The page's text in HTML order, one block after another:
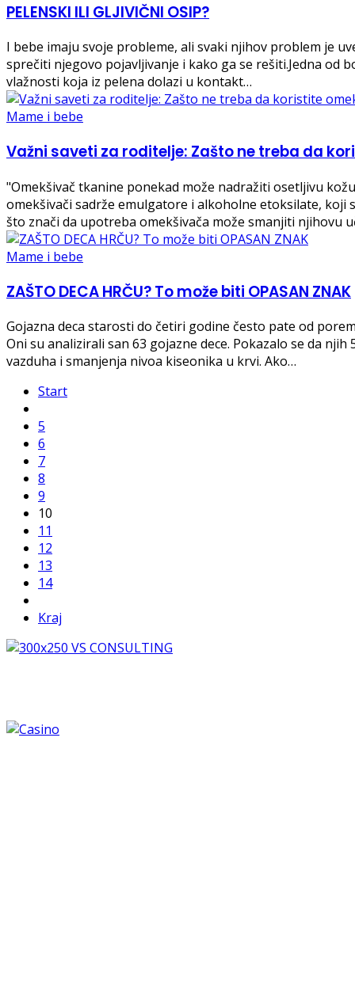
PELENSKI ILI GLJIVIČNI OSIP?
I bebe imaju svoje probleme, ali svaki njihov problem je
sprečiti njegovo pojavljivanje i kako ga se rešiti.Jedna od
vlažnosti koja iz pelena dolazi u kontakt…
Mame i bebe
Važni saveti za roditelje: Zašto ne treba da
"Omekšivač tkanine ponekad može nadražiti osetljivu
omekšivači sadrže emulgatore i alkoholne etoksilate,
što znači da upotreba omekšivača može smanjiti
Mame i bebe
ZAŠTO DECA HRČU? To može biti OPASAN ZNAK
Gojazna deca starosti do četiri godine često pate od
Oni su analizirali san 63 gojazne dece. Pokazalo se da
vazduha i smanjenja nivoa kiseonika u krvi. Ako…
Start
5
6
7
8
9
10
11
12
13
14
Kraj